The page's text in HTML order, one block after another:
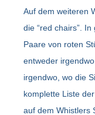
Auf dem weiteren
die “red chairs”.
Paare von roten
entweder
irgendwo, wo die
komplette Liste
auf dem Whistlers